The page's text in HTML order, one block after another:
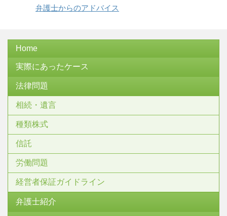
弁護士からのアドバイス
Home
実際にあったケース
法律問題
相続・遺言
種類株式
信託
労働問題
経営者保証ガイドライン
弁護士紹介